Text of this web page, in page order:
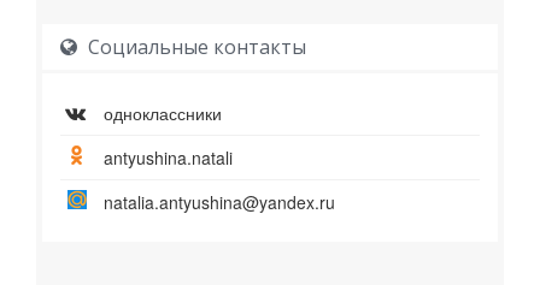
Социальные контакты
одноклассники
antyushina.natali
natalia.antyushina@yandex.ru